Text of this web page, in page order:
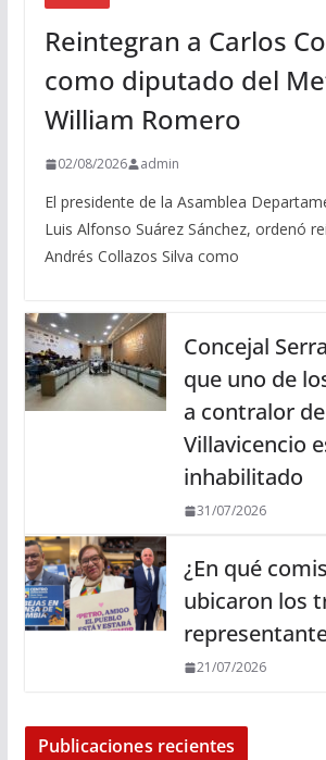
Reintegran a Carlos
como diputado del
William Romero
02/08/2026 admin
El presidente de la Asamblea
Luis Alfonso Suárez Sánchez, ordenó
Andrés Collazos Silva como
Concejal
que uno de
a contralor de
Villavicencio
inhabilitado
31/07/2026
¿En qué
ubicaron los
21/07/2026
Publicaciones recientes